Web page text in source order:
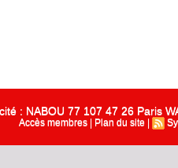
: NABOU 77 107 47 26 Paris
Accès membres Plan du site